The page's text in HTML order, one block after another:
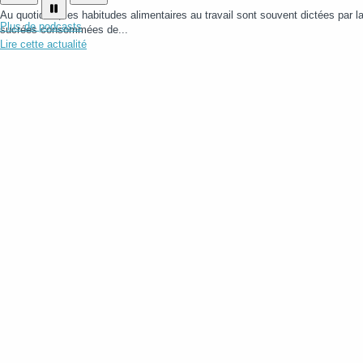
Au quotidien, les habitudes alimentaires au travail sont souvent dictées
sucrées consommées de...
Lire cette actualité
Plus de podcasts